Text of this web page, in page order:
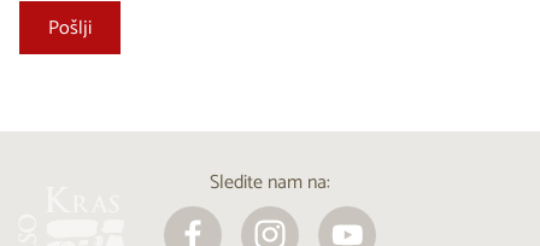
Sledite nam na: